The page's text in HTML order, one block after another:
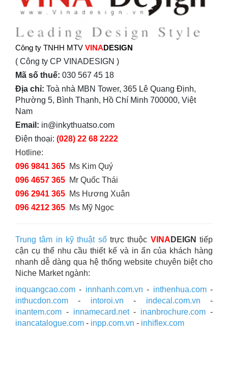
Công ty TNHH MTV VINADESIGN
( Công ty CP VINADESIGN )
Mã số thuế: 030 567 45 18
Địa chỉ: Toà nhà MBN Tower, 365 Lê Quang Định,
Phường 5, Bình Thạnh, Hồ Chí Minh 700000, Việt
Nam
Email: in@inkythuatso.com
Điện thoại: (028) 22 68 2222
Hotline:
096 9841 365 Ms Kim Quý
096 4657 365 Mr Quốc Thái
096 2941 365 Ms Hương Xuân
096 4212 365 Ms Mỹ Ngọc
Trung tâm in kỹ thuật sốtrực thuộc VINA DEIGN tiếp
cận cụ thể nhu cầu thiết kế và in ấn của khách hàng
nhanh dễ dàng qua hệ thống website chuyên biệt cho
Niche Market ngành:
inquangcao.com - innhanh.com.vn - inthenhua.com-
inthucdon.com - intoroi.vn - indecal.com.vn -
inantem.com - innamecard.net- inanbrochure.com -
inancatalogue.com - inpp.com.vn - inhiflex.com